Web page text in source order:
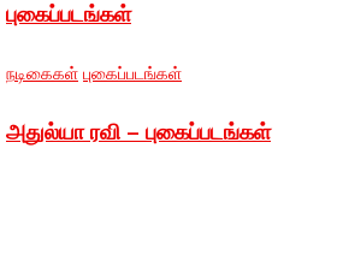
புகைப்படங்கள்
நடிகைகள் புகைப்படங்கள்
அதுல்யா ரவி – புகைப்படங்கள்